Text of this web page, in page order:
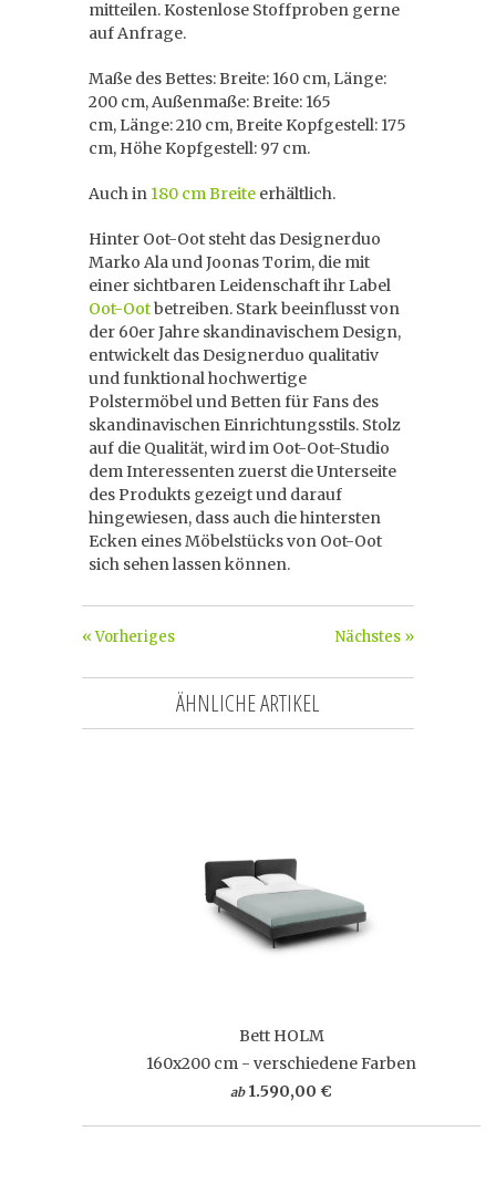
mitteilen. Kostenlose Stoffproben gerne
auf Anfrage.
Maße des Bettes: Breite: 160 cm, Länge:
200 cm, Außenmaße: Breite: 165
cm, Länge: 210 cm, Breite Kopfgestell: 175
cm, Höhe Kopfgestell: 97 cm.
Auch in 180 cm Breite erhältlich.
Hinter Oot-Oot steht das Designerduo
Marko Ala und Joonas Torim, die mit
einer sichtbaren Leidenschaft ihr Label
Oot-Ootbetreiben. Stark beeinflusst von
der 60er Jahre skandinavischem Design,
entwickelt das Designerduo qualitativ
und funktional hochwertige
Polstermöbel und Betten für Fans des
skandinavischen Einrichtungsstils. Stolz
auf die Qualität, wird im Oot-Oot-Studio
dem Interessenten zuerst die Unterseite
des Produkts gezeigt und darauf
hingewiesen, dass auch die hintersten
Ecken eines Möbelstücks von Oot-Oot
sich sehen lassen können.
Nächstes »
« Vorheriges
ÄHNLICHE ARTIKEL
Bett HOLM
160x200 cm - verschiedene Farben
ab 1.590,00 €